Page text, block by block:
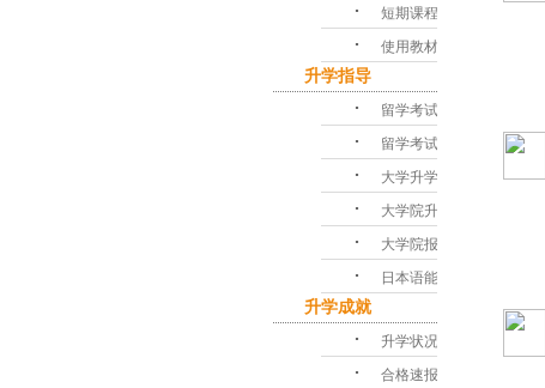
･ 短期课程
･ 使用教材
升学指导
･ 留学考试对策
･ 留学考试问答
･ 大学升学指导
･ 大学院升学课程
･ 大学院报考指南
･ 日本语能力考试
升学成就
･ 升学状况
･ 合格速报